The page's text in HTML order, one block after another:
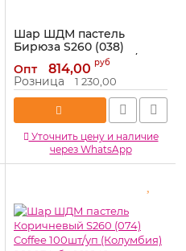
Шар ШДМ пастель
Бирюза S260 (038)
Caribean blue 100шт/уп
(Колумбия) 806778
Артикул: 800950
Опт 814,00 руб
Розница 1 230,00
Уточнить цену и наличие
через WhatsApp